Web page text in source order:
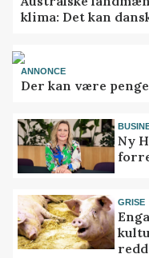
klima: Det kan
ANNONCE
Der kan være
Ny
GRISE